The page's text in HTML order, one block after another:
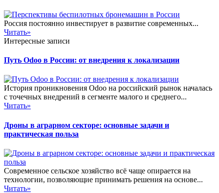
Россия постоянно инвестирует в развитие современных...
Читать»
Интересные записи
Путь Odoo в России: от внедрения к локализации
История проникновения Odoo на российский рынок началась
с точечных внедрений в сегменте малого и среднего...
Читать»
Дроны в аграрном секторе: основные задачи и
практическая польза
Современное сельское хозяйство всё чаще опирается на
технологии, позволяющие принимать решения на основе...
Читать»